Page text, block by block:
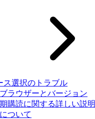
ス選択のトラブル
ラウザーとバージョン
購読に関する詳しい説明
ついて